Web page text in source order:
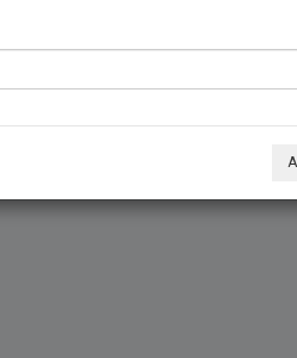
recherche, veuillez modifier